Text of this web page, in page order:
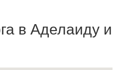
в Аделаиду и